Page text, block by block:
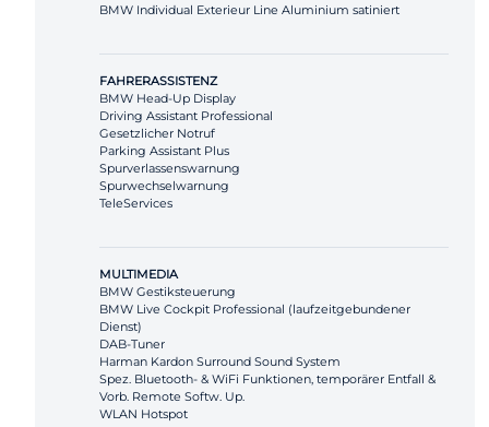
BMW Individual Exterieur Line Aluminium satiniert
FAHRERASSISTENZ
BMW Head-Up Display
Driving Assistant Professional
Gesetzlicher Notruf
Parking Assistant Plus
Spurverlassenswarnung
Spurwechselwarnung
TeleServices
MULTIMEDIA
BMW Gestiksteuerung
BMW Live Cockpit Professional (laufzeitgebundener
Dienst)
DAB-Tuner
Harman Kardon Surround Sound System
Spez. Bluetooth- & WiFi Funktionen, temporärer Entfall &
Vorb. Remote Softw. Up.
WLAN Hotspot